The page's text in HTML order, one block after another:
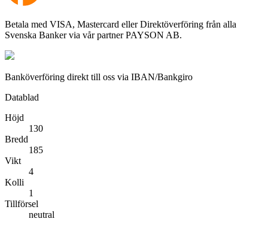
Betala med VISA, Mastercard eller Direktöverföring från alla
Svenska Banker via vår partner PAYSON AB.
Banköverföring direkt till oss via IBAN/Bankgiro
Datablad
Höjd
130
Bredd
185
Vikt
4
Kolli
1
Tillförsel
neutral